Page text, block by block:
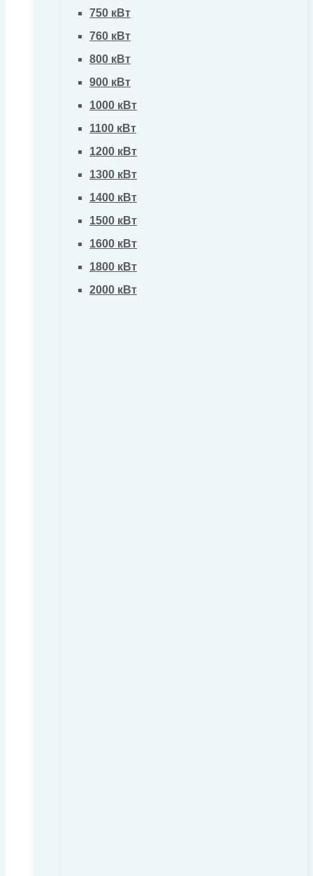
750 кВт
760 кВт
800 кВт
900 кВт
1000 кВт
1100 кВт
1200 кВт
1300 кВт
1400 кВт
1500 кВт
1600 кВт
1800 кВт
2000 кВт